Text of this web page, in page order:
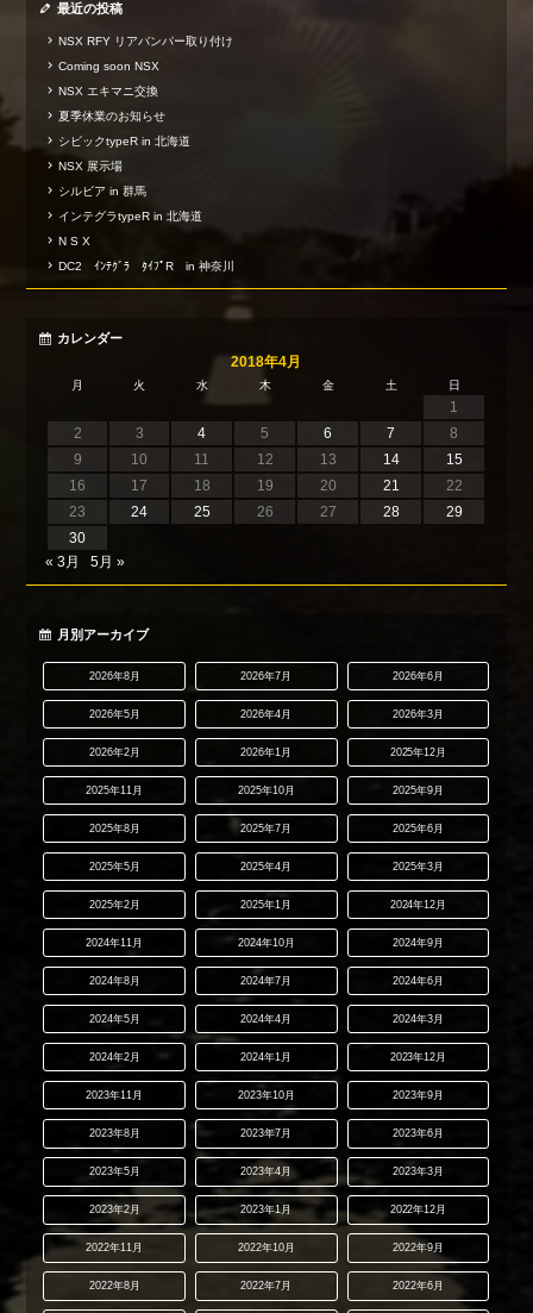
最近の投稿
NSX RFY リアバンパー取り付け
Coming soon NSX
NSX エキマニ交換
夏季休業のお知らせ
シビックtypeR in 北海道
NSX 展示場
シルビア in 群馬
インテグラtypeR in 北海道
N S X
DC2 ｲﾝﾃｸﾞﾗ ﾀｲﾌﾟR in 神奈川
カレンダー
2018年4月
月 火 水 木 金 土 日
1
2
3 4 5 6 7
8
9
10 11 12 13 14
15
16
17 18 19 20 21
22
23
24 25 26 27 28
29
30
« 3月
5月 »
月別アーカイブ
2026年8月 2026年7月 2026年6月
2026年5月 2026年4月 2026年3月
2026年2月 2026年1月 2025年12月
2025年11月 2025年10月 2025年9月
2025年8月 2025年7月 2025年6月
2025年5月 2025年4月 2025年3月
2025年2月 2025年1月 2024年12月
2024年11月 2024年10月 2024年9月
2024年8月 2024年7月 2024年6月
2024年5月 2024年4月 2024年3月
2024年2月 2024年1月 2023年12月
2023年11月 2023年10月 2023年9月
2023年8月 2023年7月 2023年6月
2023年5月 2023年4月 2023年3月
2023年2月 2023年1月 2022年12月
2022年11月 2022年10月 2022年9月
2022年8月 2022年7月 2022年6月